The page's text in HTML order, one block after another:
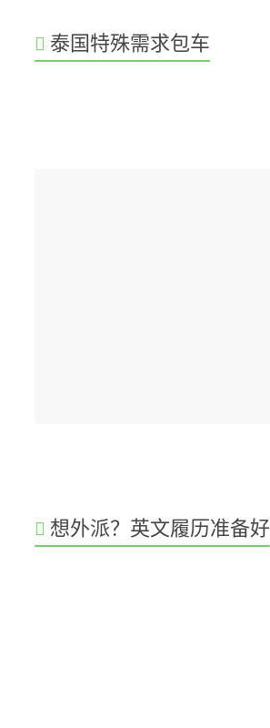
泰国特殊需求包车
想外派？英文履历准备好